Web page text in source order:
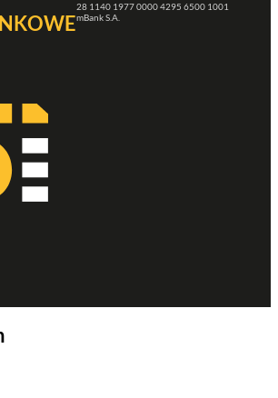
28 1140 1977 0000 4295 6500 1001
mBank S.A.